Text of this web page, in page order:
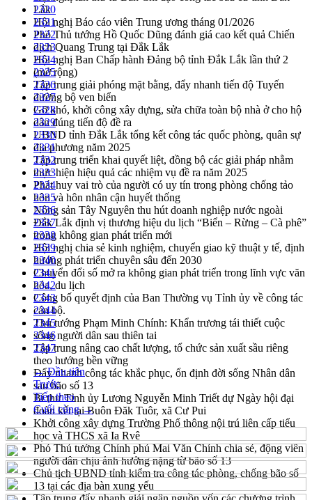
Lắk
Hội nghị Báo cáo viên Trung ương tháng 01/2026
Phó Thủ tướng Hồ Quốc Dũng đánh giá cao kết quả Chiến
dịch Quang Trung tại Đắk Lắk
Hội nghị Ban Chấp hành Đảng bộ tỉnh Đắk Lắk lần thứ 2
(mở rộng)
Tập trung giải phóng mặt bằng, đẩy nhanh tiến độ Tuyến
đường bộ ven biển
Gỡ khó, khởi công xây dựng, sửa chữa toàn bộ nhà ở cho hộ
dân đúng tiến độ đề ra
UBND tỉnh Đắk Lắk tổng kết công tác quốc phòng, quân sự
địa phương năm 2025
Tập trung triển khai quyết liệt, đồng bộ các giải pháp nhằm
thực hiện hiệu quả các nhiệm vụ đề ra năm 2025
Phát huy vai trò của người có uy tín trong phòng chống tảo
hôn và hôn nhân cận huyết thống
Nông sản Tây Nguyên thu hút doanh nghiệp nước ngoài
Đắk Lắk định vị thương hiệu du lịch “Biển – Rừng – Cà phê”
trong không gian phát triển mới
Hội nghị chia sẻ kinh nghiệm, chuyển giao kỹ thuật y tế, định
hướng phát triển chuyên sâu đến 2030
Chuyển đổi số mở ra không gian phát triển trong lĩnh vực văn
hóa, du lịch
Công bố quyết định của Ban Thường vụ Tỉnh ủy về công tác
cán bộ.
Thủ tướng Phạm Minh Chính: Khẩn trương tái thiết cuộc
sống người dân sau thiên tai
Tập trung nâng cao chất lượng, tổ chức sản xuất sầu riêng
theo hướng bền vững
Đẩy nhanh công tác khắc phục, ổn định đời sống Nhân dân
sau bão số 13
Bí thư Tỉnh ủy Lương Nguyễn Minh Triết dự Ngày hội đại
đoàn kết tại Buôn Đăk Tuôr, xã Cư Pui
Khởi công xây dựng Trường Phổ thông nội trú liên cấp tiểu
học và THCS xã Ia Rvê
Phó Thủ tướng Chính phủ Mai Văn Chính chia sẻ, động viên
người dân chịu ảnh hưởng nặng từ bão số 13
Chủ tịch UBND tỉnh kiểm tra công tác phòng, chống bão số
13 tại các địa bàn xung yếu
2320
2321
2322
2323
2324
2325
2326
2327
2328
2329
2330
2331
2332
2333
2334
2335
2336
2337
2338
2339
2340
2341
2342
2343
2344
2345
2346
2347
← Đầu tiên
Trước
Tiếp theo
Cuối cùng →